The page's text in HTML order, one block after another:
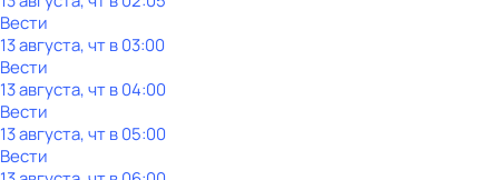
Вести
13 августа, чт в 03:00
Вести
13 августа, чт в 04:00
Вести
13 августа, чт в 05:00
Вести